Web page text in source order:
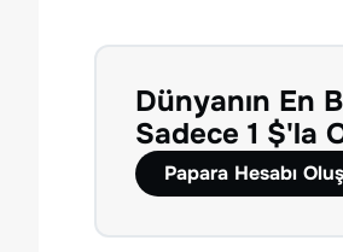
Dünyanın En
Sadece 1 $'la
Papara Hesabı